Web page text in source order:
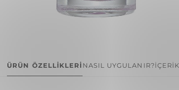
ÜRÜN ÖZELLİKLERİ NASIL UYGULANIR?